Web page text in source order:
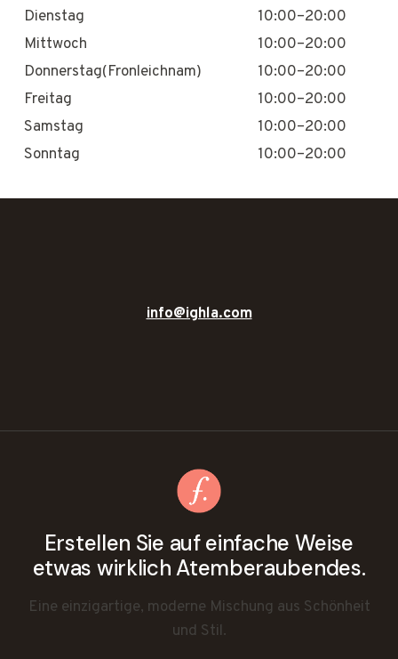
Dienstag
10:00–20:00
Mittwoch
10:00–20:00
Donnerstag(Fronleichnam)
10:00–20:00
Freitag
10:00–20:00
Samstag
10:00–20:00
Sonntag
10:00–20:00
info@ighla.com
Erstellen Sie auf einfache Weise
etwas wirklich Atemberaubendes.
Eine einzigartige, moderne Mischung aus Schönheit
und Stil.